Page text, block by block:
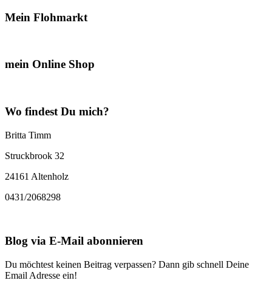
Mein Flohmarkt
mein Online Shop
Wo findest Du mich?
Britta Timm
Struckbrook 32
24161 Altenholz
0431/2068298
Blog via E-Mail abonnieren
Du möchtest keinen Beitrag verpassen? Dann gib schnell Deine
Email Adresse ein!